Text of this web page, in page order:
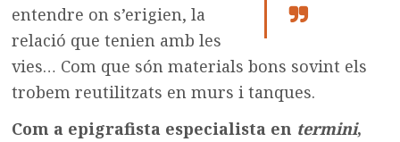
entendre on s’erigien, la
relació que tenien amb les
vies… Com que són materials bons sovint els
trobem reutilitzats en murs i tanques.
Com a epigrafista especialista en termini,